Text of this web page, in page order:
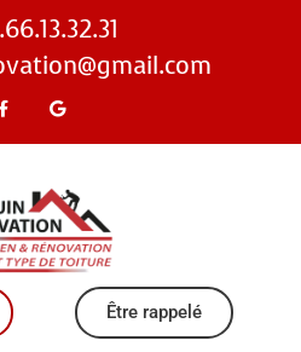
Être rappelé